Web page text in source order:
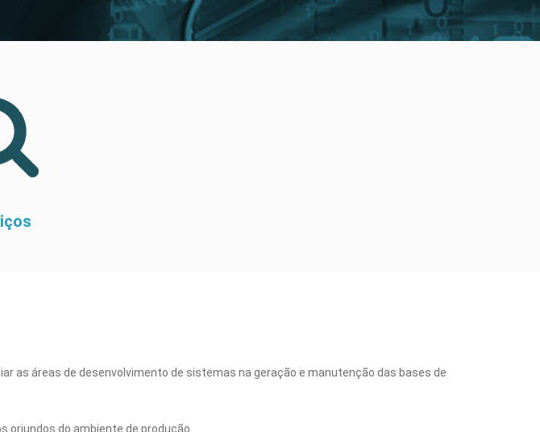
as áreas de desenvolvimento de sistemas na geração e manutenção das bases de
oriundos do ambiente de produção.